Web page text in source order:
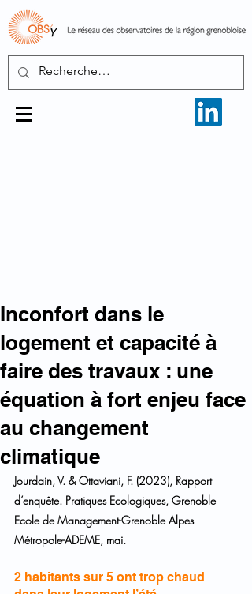
Inconfort dans le
logement et capacité à
faire des travaux : une
équation à fort enjeu face
au changement
climatique
Jourdain, V. & Ottaviani, F. (2023), Rapport
d’enquête. Pratiques Ecologiques, Grenoble
Ecole de Management-Grenoble Alpes
Métropole-ADEME, mai.
2 habitants sur 5 ont trop chaud